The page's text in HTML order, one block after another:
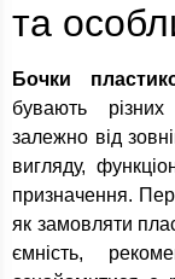
та
Бочки
бувають різних
залежно від
вигляду,
призначення.
як замовляти
ємність,